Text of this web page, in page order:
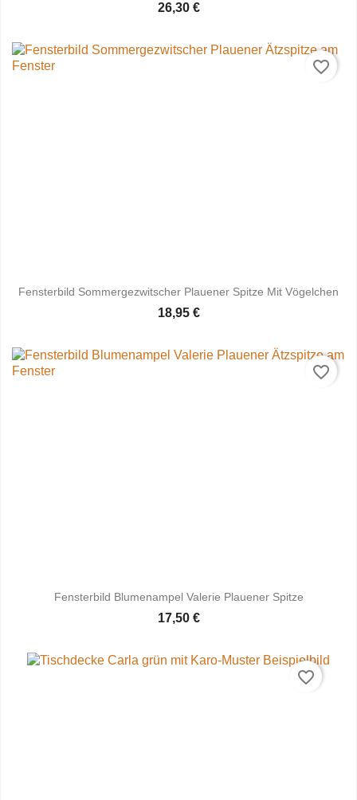
26,30 €
Fensterbild Sommergezwitscher Plauener Spitze Mit Vögelchen
18,95 €
favorite_border
Fensterbild Blumenampel Valerie Plauener Spitze
17,50 €
favorite_border
favorite_border